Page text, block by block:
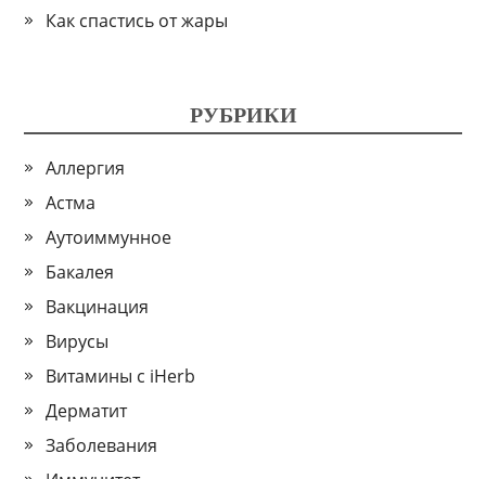
Как спастись от жары
РУБРИКИ
Аллергия
Астма
Аутоиммунное
Бакалея
Вакцинация
Вирусы
Витамины с iHerb
Дерматит
Заболевания